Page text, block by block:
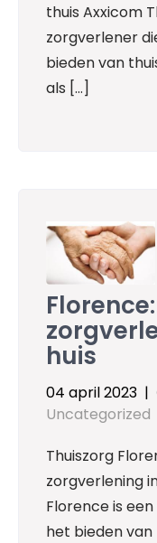
thuis Axxicom
zorgverlener
bieden van
als […]
huis
04 april 2023 |
Uncategorized
Thuiszorg
zorgverlening
Florence is
het bieden